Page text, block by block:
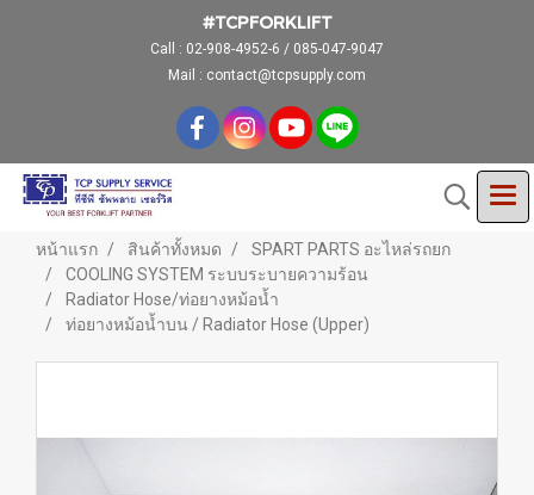
#TCPFORKLIFT
Call : 02-908-4952-6 / 085-047-9047
Mail : contact@tcpsupply.com
หน้าแรก สินค้าทั้งหมด
SPART PARTS อะไหล่รถยก
COOLING SYSTEM ระบบระบายความร้อน
Radiator Hose/ท่อยางหม้อน้ำ
ท่อยางหม้อน้ำบน / Radiator Hose (Upper)